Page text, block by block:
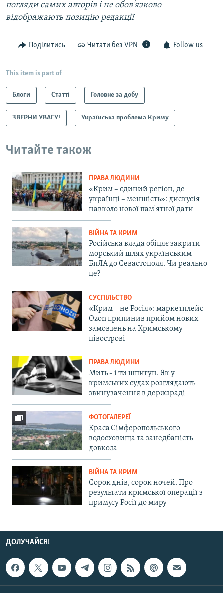
погляди самих авторів і не обов'язково
відображають позицію редакції
Поділитись Читати без VPN Follow us
This item is part of
Блоги Статті Головне за добу
ЗВЕРНИ УВАГУ! Українська проблема Криму
Читайте також
ПРАВА ЛЮДИНИ
«Крим – єдиний регіон, де
українці – меншість»: дискусія
навколо нової пам'ятної дати
ВІЙНА ТА КРИМ
Російська влада обіцяє закрити
морський шлях українським
БпЛА до Севастополя. Чи реально
це?
СУСПІЛЬСТВО
«Крим – не Росія»: маркетплейс
Ozon припинив прийом нових
замовлень на Кримському
півострові
ПРАВА ЛЮДИНИ
Мить – і ти шпигун. Як у
кримських судах розглядають
звинувачення в держзраді
ФОТОГАЛЕРЕЇ
Краса Сімферопольського
водосховища та занедбаність
довкола
ВІЙНА ТА КРИМ
Сорок днів, сорок ночей. Про
результати кримської операції з
примусу Росії до миру
ДОЛУЧАЙСЯ!